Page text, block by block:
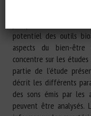
l’élevage restent
potentiel des outils
aspects du bien-être
concentre sur les
partie de l’étude
décrit les différents
des sons émis par les
peuvent être analysés.